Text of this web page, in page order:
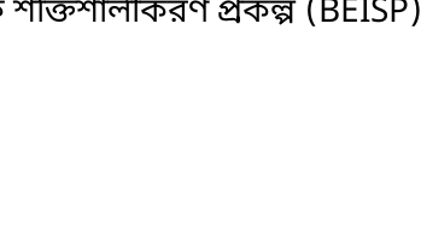
শক্তিশালীকরণ প্রকল্প (BEISP)